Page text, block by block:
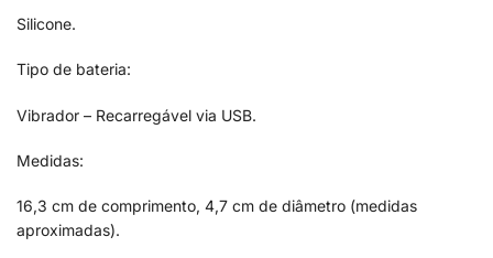
Silicone.
Tipo de bateria:
Vibrador – Recarregável via USB.
Medidas:
16,3 cm de comprimento, 4,7 cm de diâmetro (medidas
aproximadas).